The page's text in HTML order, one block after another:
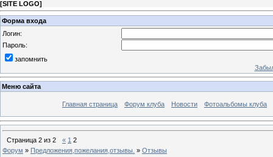
[SITE LOGO]
Форма входа
Логин:
Пароль:
запомнить
Меню сайта
Главная страница Форум клуба Новости Фотоальбомы клуба
Страница 2 из 2 « 1 2
Форум » Предложения,пожелания,отзывы. » Отзывы